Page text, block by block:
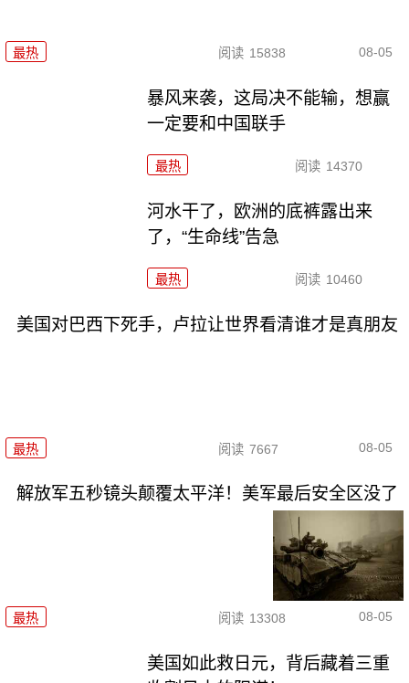
最热 阅读 15838 08-05
暴风来袭，这局决不能输，想赢
一定要和中国联手
最热 阅读 14370
河水干了，欧洲的底裤露出来
了，“生命线”告急
最热 阅读 10460
美国对巴西下死手，卢拉让世界看清谁才是真朋友
最热 阅读 7667 08-05
解放军五秒镜头颠覆太平洋！美军最后安全区没了
最热 阅读 13308 08-05
美国如此救日元，背后藏着三重